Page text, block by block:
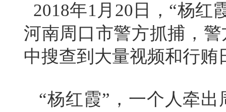
2018年1月20日，“杨红
河南周口市警方抓捕，
中搜查到大量视频和行贿
“杨红霞”，一个人牵出